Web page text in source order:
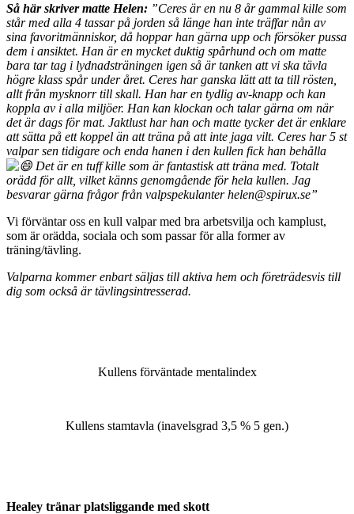
Så här skriver matte Helen: ”Ceres är en nu 8 år gammal kille som
står med alla 4 tassar på jorden så länge han inte träffar nån av
sina favoritmänniskor, då hoppar han gärna upp och försöker pussa
dem i ansiktet. Han är en mycket duktig spårhund och om matte
bara tar tag i lydnadsträningen igen så är tanken att vi ska tävla
högre klass spår under året. Ceres har ganska lätt att ta till rösten,
allt från mysknorr till skall. Han har en tydlig av-knapp och kan
koppla av i alla miljöer. Han kan klockan och talar gärna om när
det är dags för mat. Jaktlust har han och matte tycker det är enklare
att sätta på ett koppel än att träna på att inte jaga vilt. Ceres har 5 st
valpar sen tidigare och enda hanen i den kullen fick han behålla
Det är en tuff kille som är fantastisk att träna med. Totalt
orädd för allt, vilket känns genomgående för hela kullen. Jag
besvarar gärna frågor från valpspekulanter helen@spirux.se”
Vi förväntar oss en kull valpar med bra arbetsvilja och kamplust,
som är orädda, sociala och som passar för alla former av
träning/tävling.
Valparna kommer enbart säljas till aktiva hem och företrädesvis till
dig som också är tävlingsintresserad.
Kullens förväntade mentalindex
Kullens stamtavla (inavelsgrad 3,5 % 5 gen.)
Healey tränar platsliggande med skott